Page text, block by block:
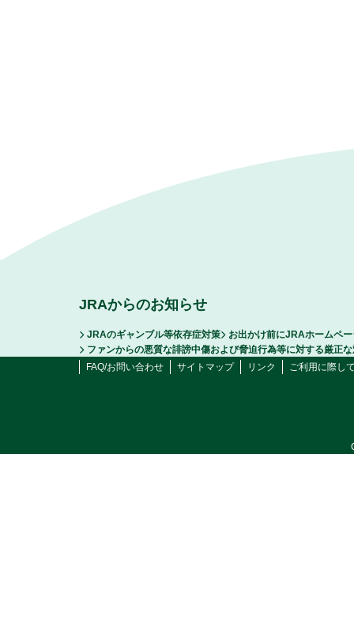
JRAからのお知らせ
JRAのギャンブル等依存症対策
お出かけ前にJRAホームペ
ファンからの悪質な誹謗中傷および脅迫行為等に対する厳正
FAQ/お問い合わせ
サイトマップ リンク ご利用に際し